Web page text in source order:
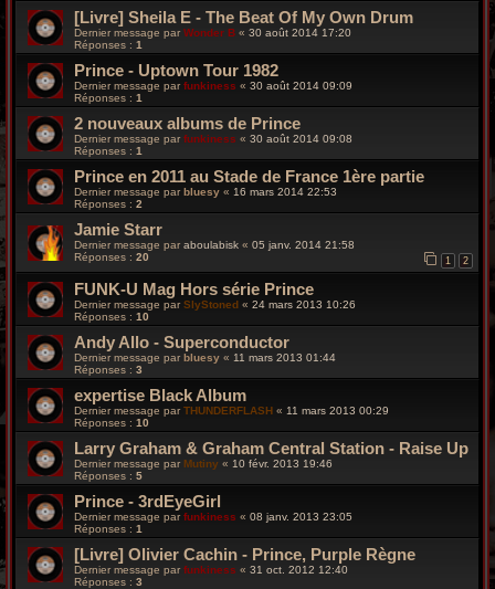
[Livre] Sheila E - The Beat Of My Own Drum
Dernier message par Wonder B « 30 août 2014 17:20
Réponses : 1
Prince - Uptown Tour 1982
Dernier message parfunkiness « 30 août 2014 09:09
Réponses : 1
2 nouveaux albums de Prince
Dernier message par funkiness « 30 août 2014 09:08
Réponses : 1
Prince en 2011 au Stade de France 1ère partie
Dernier message parbluesy « 16 mars 2014 22:53
Réponses : 2
Jamie Starr
Dernier message par aboulabisk « 05 janv. 2014 21:58
Réponses : 20 1 2
FUNK-U Mag Hors série Prince
Dernier message parSlyStoned « 24 mars 2013 10:26
Réponses : 10
Andy Allo - Superconductor
Dernier message par bluesy « 11 mars 2013 01:44
Réponses : 3
expertise Black Album
Dernier message parTHUNDERFLASH « 11 mars 2013 00:29
Réponses : 10
Larry Graham & Graham Central Station - Raise Up
Dernier message par Mutiny « 10 févr. 2013 19:46
Réponses : 5
Prince - 3rdEyeGirl
Dernier message parfunkiness « 08 janv. 2013 23:05
Réponses : 1
[Livre] Olivier Cachin - Prince, Purple Règne
Dernier message par funkiness « 31 oct. 2012 12:40
Réponses : 3